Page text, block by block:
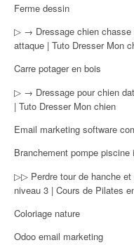
Ferme dessin
▷ → Dressage chien chasse
attaque | Tuto Dresser Mon
Carre potager en bois
▷ → Dressage pour chien
| Tuto Dresser Mon chien
Email marketing software
Branchement pompe piscine
▷▷ Perdre tour de hanche
niveau 3 | Cours de Pilates
Coloriage nature
Odoo email marketing